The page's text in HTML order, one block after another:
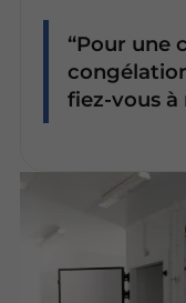
Pour une
fiez-vous